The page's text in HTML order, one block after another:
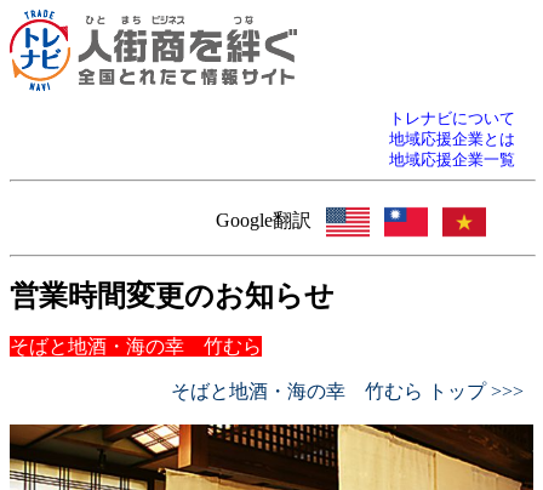
トレナビについて
地域応援企業とは
地域応援企業一覧
Google翻訳
営業時間変更のお知らせ
そばと地酒・海の幸 竹むら
そばと地酒・海の幸 竹むら トップ >>>